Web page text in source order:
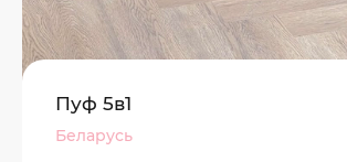
Пуф 5в1
Беларусь